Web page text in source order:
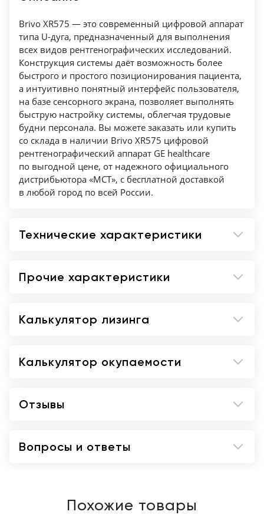
Аморфный кремний
41см x 41см
Консоль управления
Цифровая станция с мышью и клавиатурой
19” ЖК монитор
Руководство пользователя
DICOM 3.0 (Print, Worklist, SPS/PPS/MPPS)
Brivo XR575 — это современный цифровой аппарат
типа U-дуга, предназначенный для выполнения
всех видов рентгенографических исследований.
Конструкция системы даёт возможность более
быстрого и простого позиционирования пациента,
а интуитивно понятный интерфейс пользователя,
на базе сенсорного экрана, позволяет выполнять
быструю настройку системы, облегчая трудовые
будни персонала. Вы можете заказать или купить
со склада в наличии Brivo XR575 цифровой
рентгенографический аппарат GE healthcare
по выгодной цене, от надежного официального
дистрибьютора «МСТ», с бесплатной доставкой
в любой город по всей России.
Технические характеристики
Прочие характеристики
Калькулятор лизинга
Калькулятор окупаемости
Отзывы
Вопросы и ответы
Похожие товары